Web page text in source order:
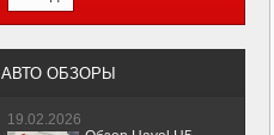
АВТО ОБЗОРЫ
19.02.2026